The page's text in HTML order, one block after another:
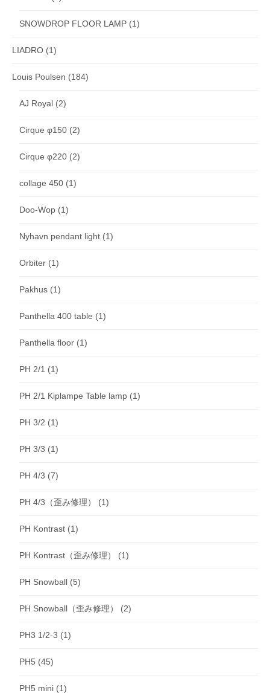
SNOWDROP FLOOR LAMP (1)
LIADRO (1)
Louis Poulsen (184)
AJ Royal (2)
Cirque φ150 (2)
Cirque φ220 (2)
collage 450 (1)
Doo-Wop (1)
Nyhavn pendant light (1)
Orbiter (1)
Pakhus (1)
Panthella 400 table (1)
Panthella floor (1)
PH 2/1 (1)
PH 2/1 Kiplampe Table lamp (1)
PH 3/2 (1)
PH 3/3 (1)
PH 4/3 (7)
PH 4/3（歪み修理） (1)
PH Kontrast (1)
PH Kontrast（歪み修理） (1)
PH Snowball (5)
PH Snowball（歪み修理） (2)
PH3 1/2-3 (1)
PH5 (45)
PH5 mini (1)